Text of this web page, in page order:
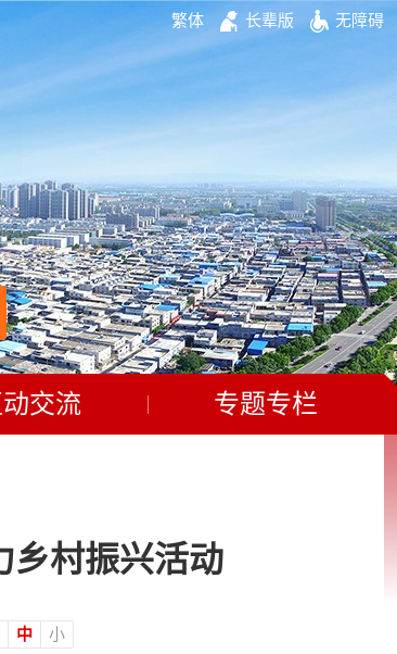
繁体 长辈版 无障碍
交流 专题专栏
乡村振兴活动
中 小